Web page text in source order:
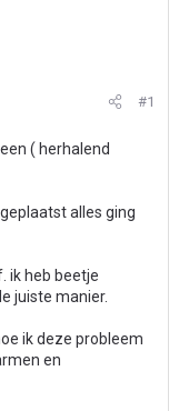
#1
( herhalend
alles ging
ik heb beetje
juiste manier.
ik deze probleem
en